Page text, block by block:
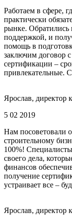
Работаем в сфере,
практически
рынке. Обратились
поддержкой, и
помощь в
заключим договор
сертификации –
привлекательные.
Ярослав,
5 02 2019
Нам посоветовали
строительному
100%!
своего дела,
финансов
получение
устраивает все –
Ярослав,